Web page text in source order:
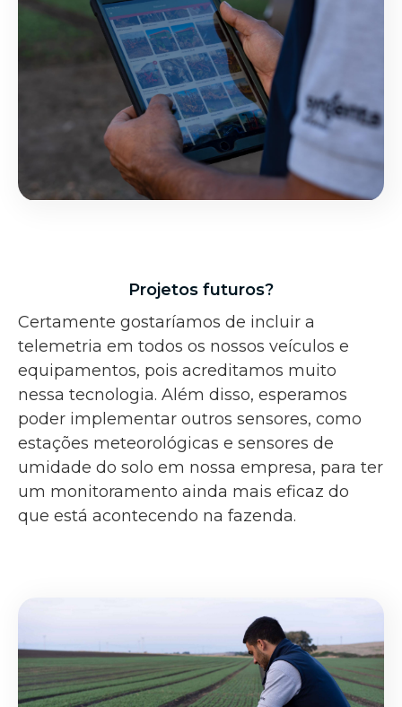
Projetos futuros?
Certamente gostaríamos de incluir a
telemetria em todos os nossos veículos e
equipamentos, pois acreditamos muito
nessa tecnologia. Além disso, esperamos
poder implementar outros sensores, como
estações meteorológicas e sensores de
umidade do solo em nossa empresa, para ter
um monitoramento ainda mais eficaz do
que está acontecendo na fazenda.